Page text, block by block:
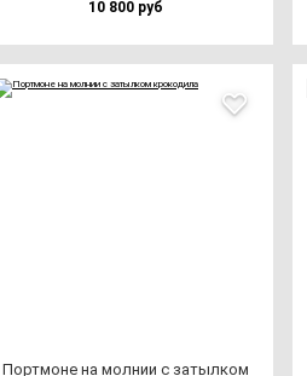
10 800 руб
Пор­тмо­не на мол­нии с за­тыл­ком